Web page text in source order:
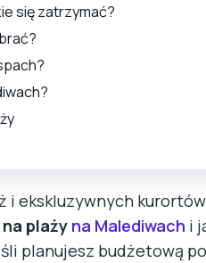
się zatrzymać?
i ekskluzywnych
plaży na Malediwach i
planujesz budżetową